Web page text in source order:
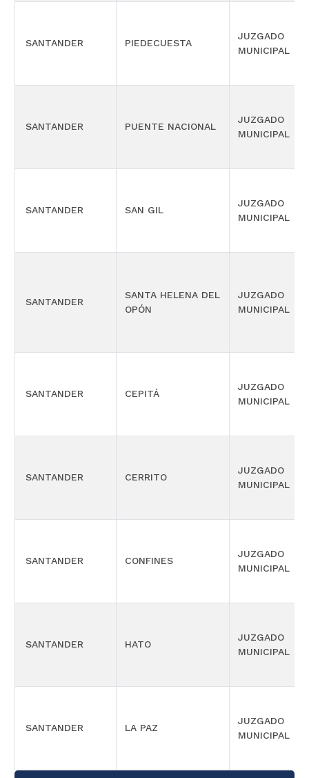
SANTANDER PIEDECUESTA
JUZGADO
MUNICIPAL
SANTANDER PUENTE NACIONAL
JUZGADO
MUNICIPAL
SANTANDER SAN GIL
JUZGADO
MUNICIPAL
SANTANDER
SANTA HELENA DEL
OPÓN
JUZGADO
MUNICIPAL
SANTANDER CEPITÁ
JUZGADO
MUNICIPAL
SANTANDER CERRITO
JUZGADO
MUNICIPAL
SANTANDER CONFINES
JUZGADO
MUNICIPAL
SANTANDER HATO
JUZGADO
MUNICIPAL
SANTANDER LA PAZ
JUZGADO
MUNICIPAL